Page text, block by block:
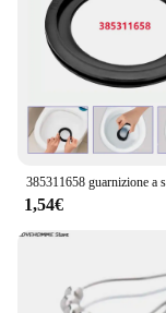
1,54€